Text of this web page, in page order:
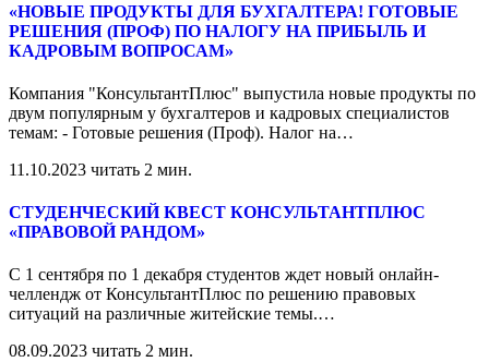
«НОВЫЕ ПРОДУКТЫ ДЛЯ БУХГАЛТЕРА! ГОТОВЫЕ
РЕШЕНИЯ (ПРОФ) ПО НАЛОГУ НА ПРИБЫЛЬ И
КАДРОВЫМ ВОПРОСАМ»
Компания "КонсультантПлюс" выпустила новые продукты по
двум популярным у бухгалтеров и кадровых специалистов
темам: - Готовые решения (Проф). Налог на…
11.10.2023 читать 2 мин.
СТУДЕНЧЕСКИЙ КВЕСТ КОНСУЛЬТАНТПЛЮС
«ПРАВОВОЙ РАНДОМ»
С 1 сентября по 1 декабря студентов ждет новый онлайн-
челлендж от КонсультантПлюс по решению правовых
ситуаций на различные житейские темы.…
08.09.2023 читать 2 мин.